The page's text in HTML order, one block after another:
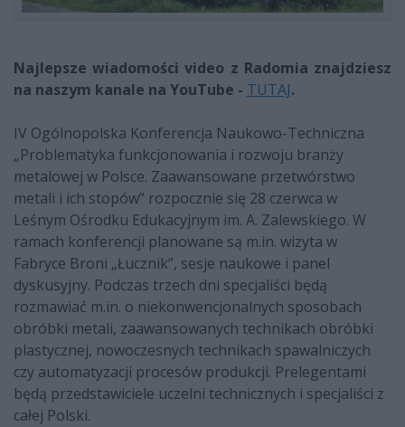
Najlepsze wiadomości video z Radomia znajdziesz
na naszym kanale na YouTube - TUTAJ.
IV Ogólnopolska Konferencja Naukowo-Techniczna
„Problematyka funkcjonowania i rozwoju branży
metalowej w Polsce. Zaawansowane przetwórstwo
metali i ich stopów” rozpocznie się 28 czerwca w
Leśnym Ośrodku Edukacyjnym im. A. Zalewskiego. W
ramach konferencji planowane są m.in. wizyta w
Fabryce Broni „Łucznik”, sesje naukowe i panel
dyskusyjny. Podczas trzech dni specjaliści będą
rozmawiać m.in. o niekonwencjonalnych sposobach
obróbki metali, zaawansowanych technikach obróbki
plastycznej, nowoczesnych technikach spawalniczych
czy automatyzacji procesów produkcji. Prelegentami
będą przedstawiciele uczelni technicznych i specjaliści z
całej Polski.